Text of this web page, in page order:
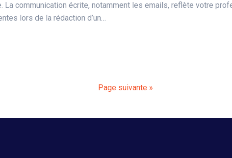
communication écrite, notamment les emails, reflète votre
lors de la rédaction d’un…
Page suivante »